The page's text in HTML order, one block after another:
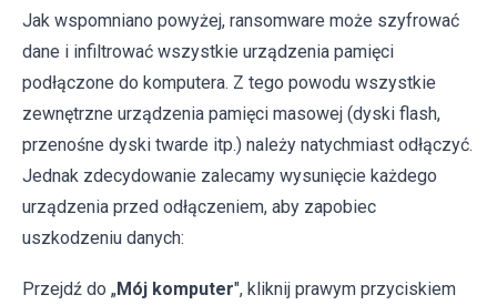
Jak wspomniano powyżej, ransomware może szyfrować
dane i infiltrować wszystkie urządzenia pamięci
podłączone do komputera. Z tego powodu wszystkie
zewnętrzne urządzenia pamięci masowej (dyski flash,
przenośne dyski twarde itp.) należy natychmiast odłączyć.
Jednak zdecydowanie zalecamy wysunięcie każdego
urządzenia przed odłączeniem, aby zapobiec
uszkodzeniu danych:
Przejdź do „Mój komputer", kliknij prawym przyciskiem